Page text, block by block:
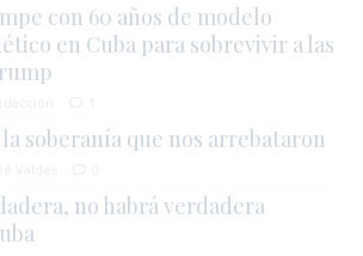
con 60 años de modelo
en Cuba para sobrevivir a las
la soberanía que nos arrebataron
no habrá verdadera